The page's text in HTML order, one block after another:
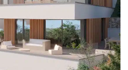
UNIFAMILIARES